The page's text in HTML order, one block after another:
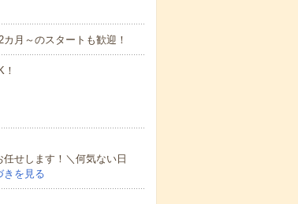
月～のスタートも歓迎！
せします！＼何気ない日
きを見る